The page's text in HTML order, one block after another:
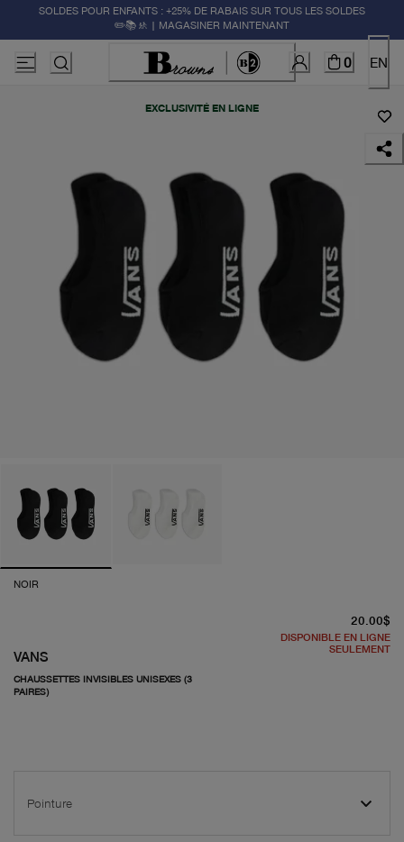
SOLDES POUR ENFANTS : +25% DE RABAIS SUR TOUS LES SOLDES
✏️📚🚸 | MAGASINER MAINTENANT
0 EN
EXCLUSIVITÉ EN LIGNE
NOIR
VANS
CHAUSSETTES INVISIBLES UNISEXES (3
PAIRES)
20.00$
DISPONIBLE EN LIGNE
SEULEMENT
Pointure